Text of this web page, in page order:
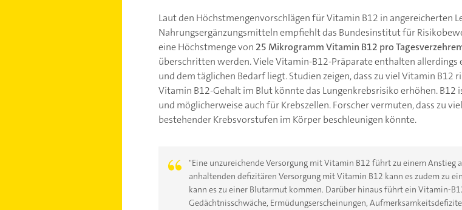
Laut den Höchstmengenvorschlägen für Vitamin B12 in angereicherten
Nahrungsergänzungsmitteln empfiehlt das Bundesinstitut für
eine Höchstmenge von 25 Mikrogramm Vitamin B12 pro
überschritten werden. Viele Vitamin-B12-Präparate enthalten allerdings
und dem täglichen Bedarf liegt. Studien zeigen, dass zu viel Vitamin B12
Vitamin B12-Gehalt im Blut könnte das Lungenkrebsrisiko erhöhen.
und möglicherweise auch für Krebszellen. Forscher vermuten, dass zu
bestehender Krebsvorstufen im Körper beschleunigen könnte.
"Eine unzureichende Versorgung mit Vitamin B12 führt zu einem Anstieg
anhaltenden defizitären Versorgung mit Vitamin B12 kann es zudem zu
kann es zu einer Blutarmut kommen. Darüber hinaus führt ein Vitamin-
Gedächtnisschwäche, Ermüdungserscheinungen,